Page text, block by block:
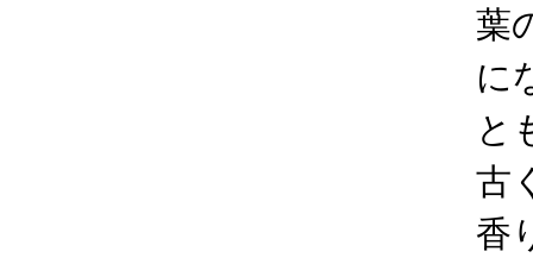
葉
に
と
古
香